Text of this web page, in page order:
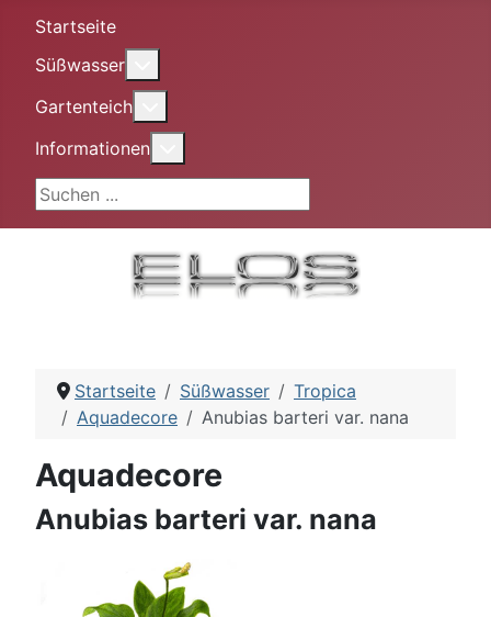
Startseite
Süßwasser
Gartenteich
Informationen
Suchen ...
Startseite Süßwasser
Tropica
Aquadecore
Anubias barteri var. nana
Aquadecore
Anubias barteri var. nana